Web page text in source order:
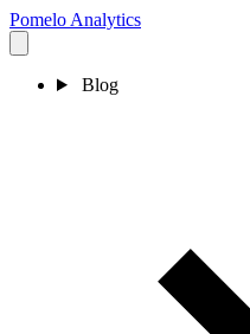
Pomelo Analytics
Blog